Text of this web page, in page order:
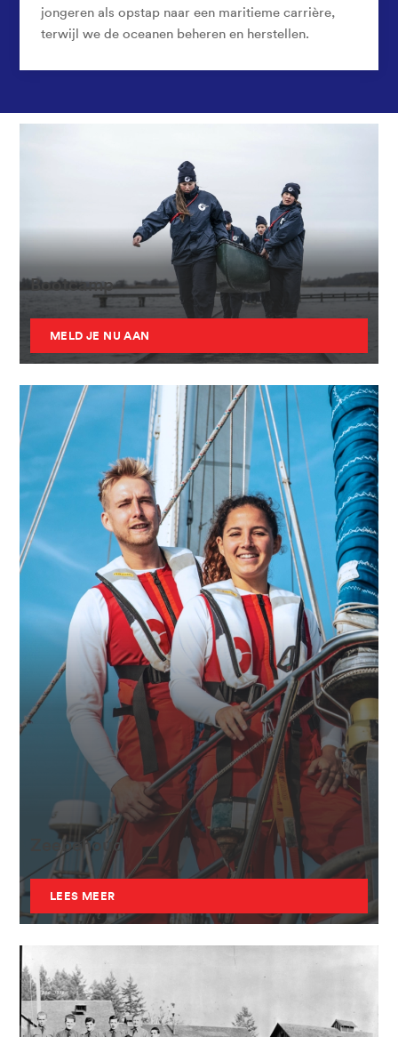
jongeren als opstap naar een maritieme carrière,
terwijl we de oceanen beheren en herstellen.
Bootcamp
MELD JE NU AAN
Zeebehoud
LEES MEER